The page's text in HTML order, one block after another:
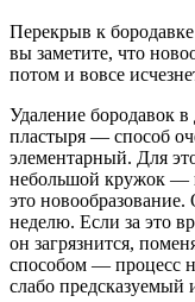
Перекрыв к бородавке
вы заметите, что
потом и вовсе
Удаление бородавок
пластыря — способ
элементарный. Для
небольшой кружок —
это
неделю. Если за это
он загрязнится,
способом — процесс
слабо